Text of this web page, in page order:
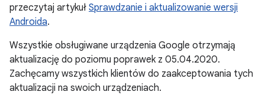
przeczytaj artykuł Sprawdzanie i aktualizowanie wersji
Androida.
Wszystkie obsługiwane urządzenia Google otrzymają
aktualizację do poziomu poprawek z 05.04.2020.
Zachęcamy wszystkich klientów do zaakceptowania tych
aktualizacji na swoich urządzeniach.